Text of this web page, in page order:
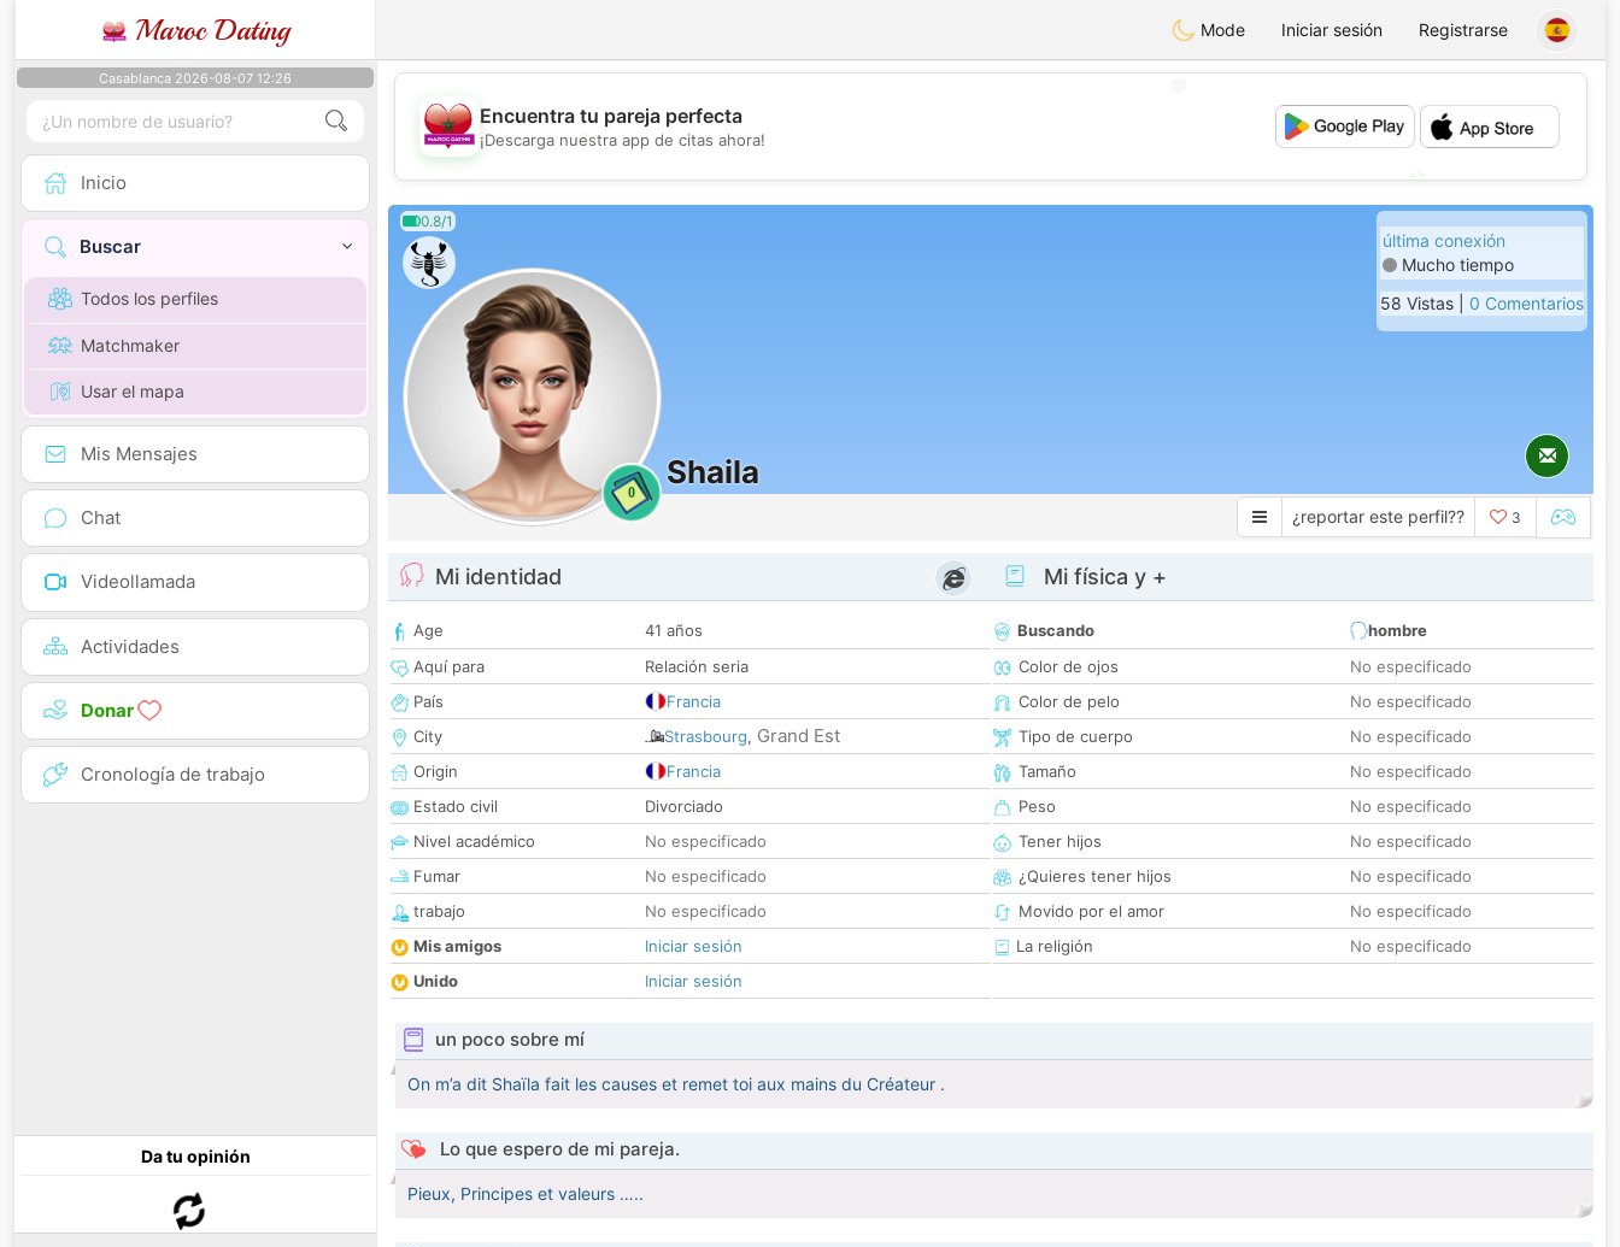
Maroc Dating Mode Iniciar sesión Registrarse
Casablanca 2026-08-07 12:26
Inicio
Buscar
Todos los perfiles
Matchmaker
Usar el mapa
Mis Mensajes
Chat
Videollamada
Actividades
Donar
Cronología de trabajo
Da tu opinión
💕
Encuentra tu pareja perfecta
¡Descarga nuestra app de citas ahora!
0.8/1
0
Shaila
última conexión
Mucho tiempo
58 Vistas | 0 Comentarios
¿reportar este perfil?? 3
Mi identidad
Age
41 años
Aquí para
Relación seria
País
Francia
City
Strasbourg, Grand Est
Origin
Francia
Estado civil
Divorciado
Nivel académico
No especificado
Fumar
No especificado
trabajo
No especificado
Mis amigos
Iniciar sesión
Unido
Iniciar sesión
Mi física y +
Buscando
hombre
Color de ojos
No especificado
Color de pelo
No especificado
Tipo de cuerpo
No especificado
Tamaño
No especificado
Peso
No especificado
Tener hijos
No especificado
¿Quieres tener hijos
No especificado
Movido por el amor
No especificado
La religión
No especificado
un poco sobre mí
On m’a dit Shaïla fait les causes et remet toi aux mains du Créateur .
Lo que espero de mi pareja.
Pieux, Principes et valeurs …..